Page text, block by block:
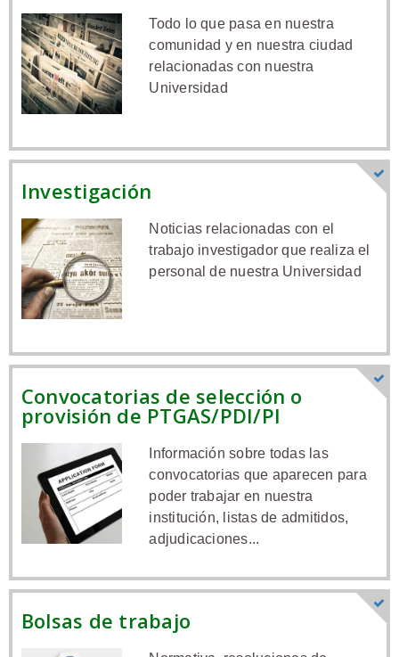
Todo lo que pasa en nuestra
comunidad y en nuestra ciudad
relacionadas con nuestra
Universidad
Investigación
Noticias relacionadas con el
trabajo investigador que realiza el
personal de nuestra Universidad
Convocatorias de selección o
provisión de PTGAS/PDI/PI
Información sobre todas las
convocatorias que aparecen para
poder trabajar en nuestra
institución, listas de admitidos,
adjudicaciones...
Bolsas de trabajo